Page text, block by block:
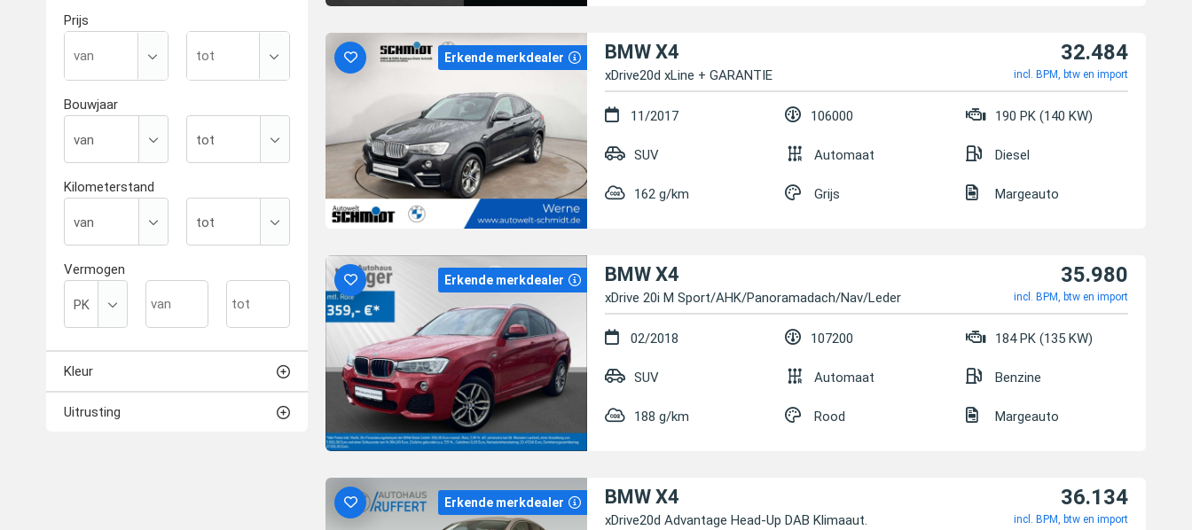
Erkende merkdealer BMW X4
xDrive20d xLine + GARANTIE
32.484
incl. BPM, btw en import
11/2017 106000 190 PK (140 KW)
SUV Automaat Diesel
162 g/km Grijs Margeauto
Erkende merkdealer BMW X4
xDrive 20i M Sport/AHK/Panoramadach/Nav/Leder
35.980
incl. BPM, btw en import
02/2018 107200 184 PK (135 KW)
SUV Automaat Benzine
188 g/km Rood Margeauto
Erkende merkdealer BMW X4
xDrive20d Advantage Head-Up DAB Klimaaut.
36.134
incl. BPM, btw en import
Prijs
Bouwjaar
Kilometerstand
Vermogen
Kleur
Uitrusting